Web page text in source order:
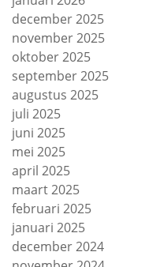
december 2025
november 2025
oktober 2025
september 2025
augustus 2025
juli 2025
juni 2025
mei 2025
april 2025
maart 2025
februari 2025
januari 2025
december 2024